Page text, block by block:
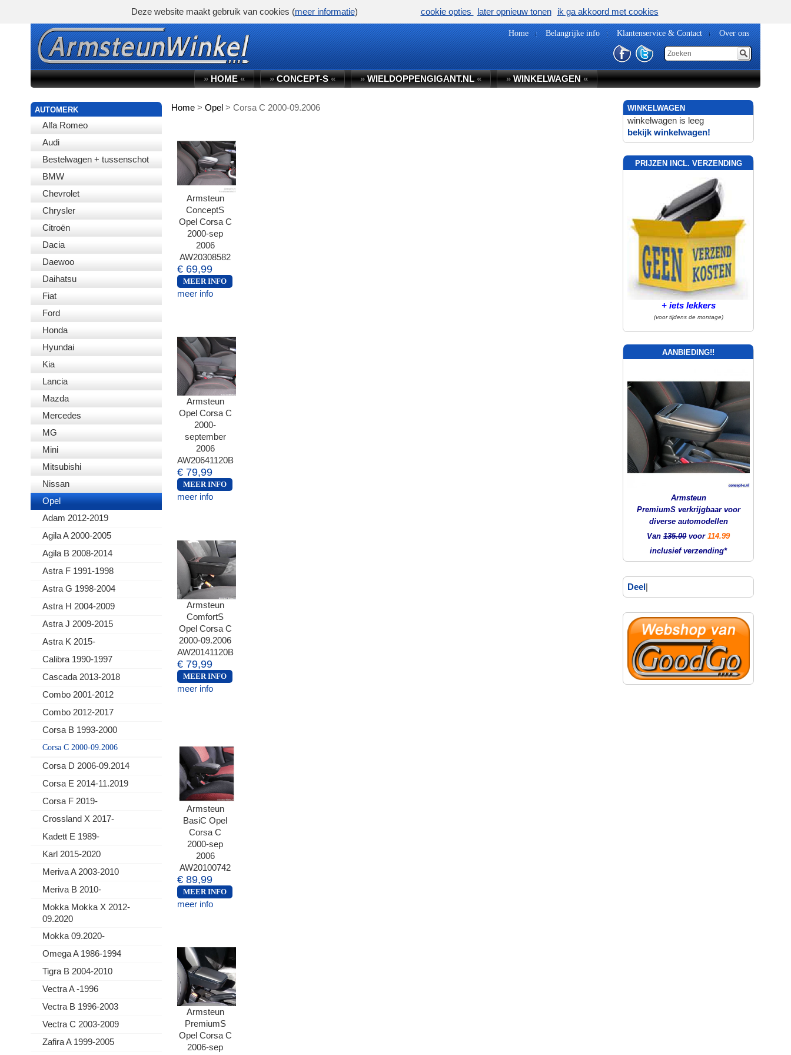
Home Belangrijke info Klantenservice & Contact Over ons
»HOME« »CONCEPT-S« »WIELDOPPENGIGANT.NL« »WINKELWAGEN«
AUTOMERK
Alfa Romeo
Audi
Bestelwagen + tussenschot
BMW
Chevrolet
Chrysler
Citroën
Dacia
Daewoo
Daihatsu
Fiat
Ford
Honda
Hyundai
Kia
Lancia
Mazda
Mercedes
MG
Mini
Mitsubishi
Nissan
Opel
Adam 2012-2019
Agila A 2000-2005
Agila B 2008-2014
Astra F 1991-1998
Astra G 1998-2004
Astra H 2004-2009
Astra J 2009-2015
Astra K 2015-
Calibra 1990-1997
Cascada 2013-2018
Combo 2001-2012
Combo 2012-2017
Corsa B 1993-2000
Corsa C 2000-09.2006
Corsa D 2006-09.2014
Corsa E 2014-11.2019
Corsa F 2019-
Crossland X 2017-
Kadett E 1989-
Karl 2015-2020
Meriva A 2003-2010
Meriva B 2010-
Mokka Mokka X 2012-
09.2020
Mokka 09.2020-
Omega A 1986-1994
Tigra B 2004-2010
Vectra A -1996
Vectra B 1996-2003
Vectra C 2003-2009
Zafira A 1999-2005
Home >Opel >Corsa C 2000-09.2006
Armsteun
ConceptS
Opel Corsa C
2000-sep
2006
AW20308582
€ 69,99
MEER INFO
meer info
Armsteun
Opel Corsa C
2000-
september
2006
AW20641120B
€ 79,99
MEER INFO
meer info
Armsteun
ComfortS
Opel Corsa C
2000-09.2006
AW20141120B
€ 79,99
MEER INFO
meer info
Armsteun
BasiC Opel
Corsa C
2000-sep
2006
AW20100742
€ 89,99
MEER INFO
meer info
Armsteun
PremiumS
Opel Corsa C
2006-sep
WINKELWAGEN WINKELWAGEN
winkelwagen is leeg
bekijk winkelwagen!
PRIJZEN INCL. VERZENDING
+ iets lekkers
(voor tijdens de montage)
AANBIEDING!!
Armsteun
PremiumS verkrijgbaar voor
diverse automodellen
Van135.00voor114.99
inclusief verzending*
Deel|
Deze website maakt gebruik van cookies (meer informatie) cookie opties later opnieuw tonen ik ga akkoord met cookies